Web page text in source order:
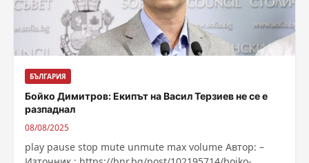
БЪЛГАРИЯ
Бойко Димитров: Екипът на Васил Терзиев не се е
разпаднал
08/08/2025
play pause stop mute unmute max volume Автор: –